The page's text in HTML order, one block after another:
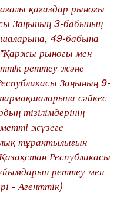
қағаздар рыногы
Заңының 3-бабының
49-бабына
рыногы мен
реттеу және
Заңының 9-
сәйкес
тізілімдерінің
жүзеге
тұрақтылығын
Республикасы
реттеу мен
- Агенттік)